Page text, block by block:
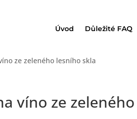
Úvod Důležité FAQ
ze zeleného lesního skla
víno ze